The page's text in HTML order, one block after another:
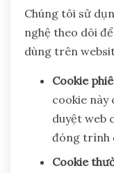
Chúng tôi sử
nghệ theo dõi
dùng trên
Cookie
cookie
duyệt web
đóng trình
Cookie